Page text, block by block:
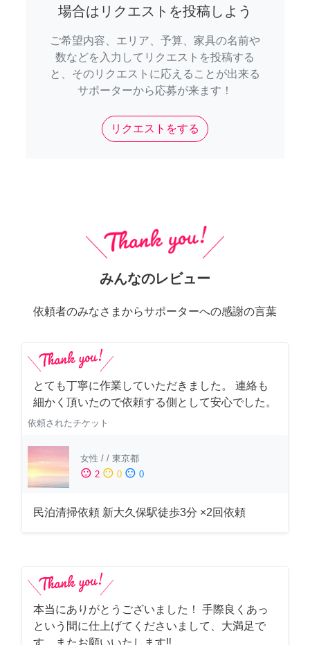
場合はリクエストを投稿しよう
ご希望内容、エリア、予算、家具の名前や
数などを入力してリクエストを投稿する
と、そのリクエストに応えることが出来る
サポーターから応募が来ます！
リクエストをする
みんなのレビュー
依頼者のみなさまからサポーターへの感謝の言葉
とても丁寧に作業していただきました。 連絡も
細かく頂いたので依頼する側として安心でした。
依頼されたチケット
女性 / / 東京都
sentiment_satisfied 2 sentiment_neutral 0 sentiment_dissatisfied 0
民泊清掃依頼 新大久保駅徒歩3分 ×2回依頼
本当にありがとうございました！ 手際良くあっ
という間に仕上げてくださいまして、大満足で